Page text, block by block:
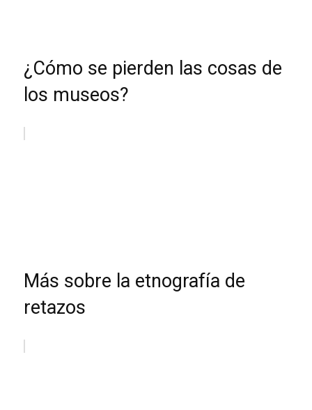
¿Cómo se pierden las cosas de
los museos?
Más sobre la etnografía de
retazos